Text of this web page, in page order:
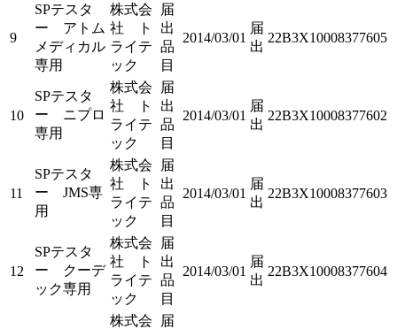
9
SPテスタ
ー アトム
メディカル
専用
株式会
社 ト
ライテ
ック
届
出
品
目
2014/03/01
届
出
22B3X10008377605
10
SPテスタ
ー ニプロ
専用
株式会
社 ト
ライテ
ック
届
出
品
目
2014/03/01
届
出
22B3X10008377602
11
SPテスタ
ー JMS専
用
株式会
社 ト
ライテ
ック
届
出
品
目
2014/03/01
届
出
22B3X10008377603
12
SPテスタ
ー クーデ
ック専用
株式会
社 ト
ライテ
ック
届
出
品
目
2014/03/01
届
出
22B3X10008377604
株式会
届